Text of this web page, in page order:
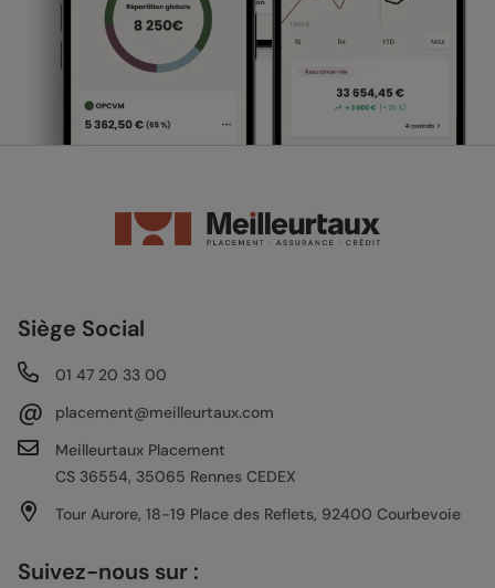
Siège Social
01 47 20 33 00
@
placement@meilleurtaux.com
Meilleurtaux Placement
CS 36554, 35065 Rennes CEDEX
Tour Aurore, 18-19 Place des Reflets, 92400 Courbevoie
Suivez-nous sur :